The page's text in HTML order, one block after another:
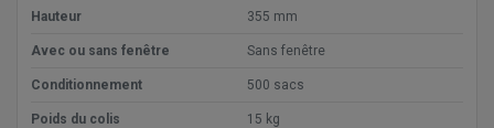
Hauteur 355 mm
Avec ou sans fenêtre Sans fenêtre
Conditionnement 500 sacs
Poids du colis 15 kg